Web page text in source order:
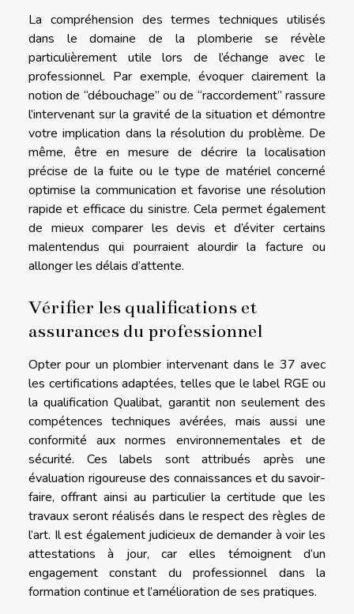
La compréhension des termes techniques utilisés
dans le domaine de la plomberie se révèle
particulièrement utile lors de l’échange avec le
professionnel. Par exemple, évoquer clairement la
notion de “débouchage” ou de “raccordement” rassure
l’intervenant sur la gravité de la situation et démontre
votre implication dans la résolution du problème. De
même, être en mesure de décrire la localisation
précise de la fuite ou le type de matériel concerné
optimise la communication et favorise une résolution
rapide et efficace du sinistre. Cela permet également
de mieux comparer les devis et d’éviter certains
malentendus qui pourraient alourdir la facture ou
allonger les délais d’attente.
Vérifier les qualifications et
assurances du professionnel
Opter pour un plombier intervenant dans le 37 avec
les certifications adaptées, telles que le label RGE ou
la qualification Qualibat, garantit non seulement des
compétences techniques avérées, mais aussi une
conformité aux normes environnementales et de
sécurité. Ces labels sont attribués après une
évaluation rigoureuse des connaissances et du savoir-
faire, offrant ainsi au particulier la certitude que les
travaux seront réalisés dans le respect des règles de
l’art. Il est également judicieux de demander à voir les
attestations à jour, car elles témoignent d’un
engagement constant du professionnel dans la
formation continue et l’amélioration de ses pratiques.